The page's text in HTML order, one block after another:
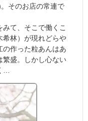
そのお店の常連で
て、そこで働くこ
希林）が現れどらや
の作った粒あんはあ
繁盛。しかし心ない
…